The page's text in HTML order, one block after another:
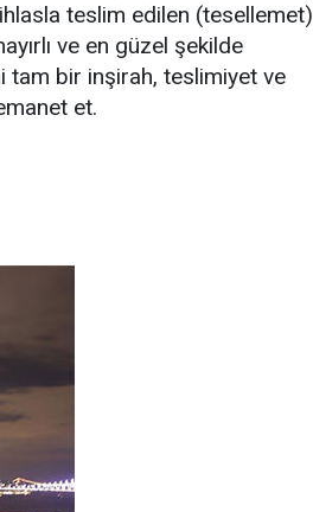
teslim edilen (tesellemet)
ve en güzel şekilde
tam bir inşirah, teslimiyet ve
et.